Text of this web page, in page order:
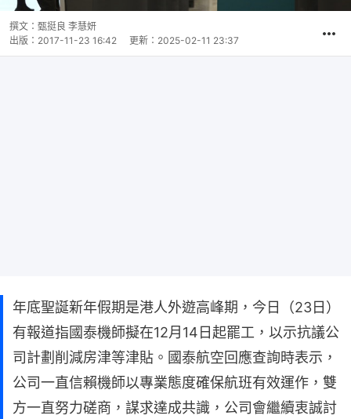
撰文： 甄挺良 李慧妍
出版： 2017-11-23 16:42 更新： 2025-02-11 23:37
年底聖誕新年假期是港人外遊高峰期，今日（23日）
有報道指國泰機師擬在12月14日起罷工，以示抗議公
司計劃削減房津等津貼。國泰航空回應查詢時表示，
公司一直信賴機師以專業態度確保航班有效運作，雙
方一直努力磋商，謀求達成共識，公司會繼續衷誠討